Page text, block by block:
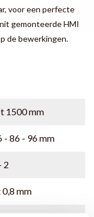
voor een perfecte
gemonteerde HMI
de bewerkingen.
1500 mm
- 86 - 96 mm
2
mm